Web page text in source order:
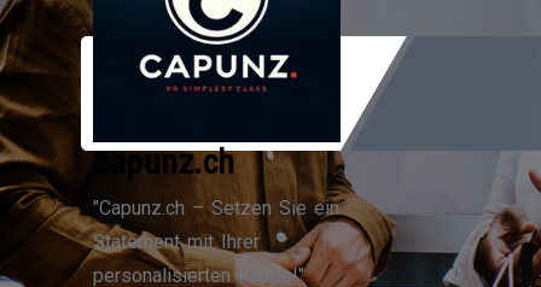
Zum
Inhalt
capunz.ch
"Capunz.ch – Setzen Sie ein
Statement mit Ihrer
personalisierten Kappe!"